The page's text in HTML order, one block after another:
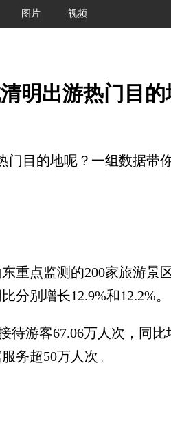
图片 视频
明出游热门目的
目的地呢？一组数据带
点监测的200家旅游景
分别增长12.9%和12.2%。
游客67.06万人次，同比
务超50万人次。